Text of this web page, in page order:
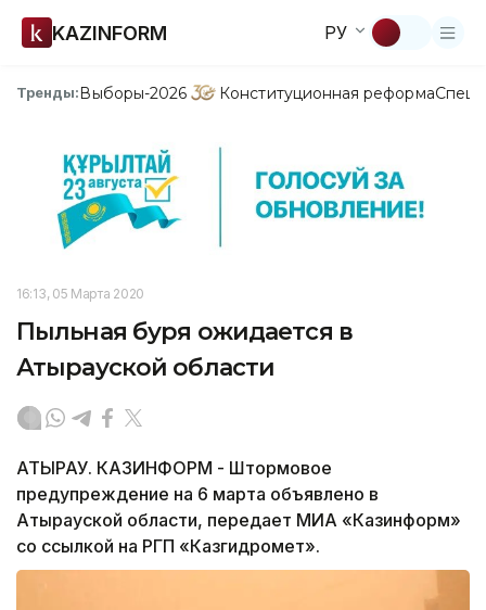
KAZINFORM РУ
Тренды:Выборы-2026 Конституционная реформа
16:13, 05 Марта 2020
Пыльная буря ожидается в
Атырауской области
АТЫРАУ. КАЗИНФОРМ - Штормовое
предупреждение на 6 марта объявлено в
Атырауской области, передает МИА «Казинформ»
со ссылкой на РГП «Казгидромет».